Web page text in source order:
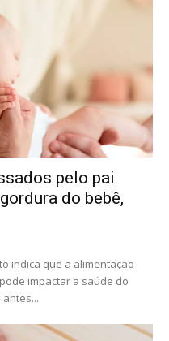
pelo pai
do bebê,
indica que a alimentação
impactar a saúde do